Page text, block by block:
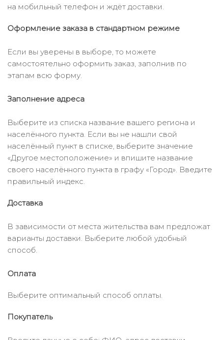
на мобильный телефон и ждёт доставки.
Оформление заказа в стандартном режиме
Если вы уверены в выборе, то можете
самостоятельно оформить заказ, заполнив по
этапам всю форму.
Заполнение адреса
Выберите из списка название вашего региона и
населённого пункта. Если вы не нашли свой
населённый пункт в списке, выберите значение
«Другое местоположение» и впишите название
своего населённого пункта в графу «Город». Введите
правильный индекс.
Доставка
В зависимости от места жительства вам предложат
варианты доставки. Выберите любой удобный
способ.
Оплата
Выберите оптимальный способ оплаты.
Покупатель